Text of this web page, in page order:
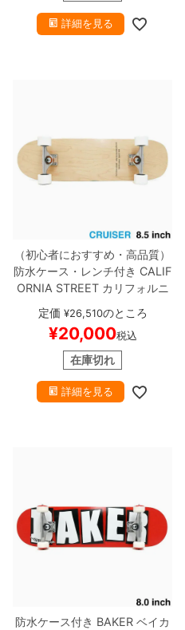
詳細を見る
（初心者におすすめ・高品質）
防水ケース・レンチ付き CALIF
ORNIA STREETカリフォルニ
アストリート
スケートボード完成品 SIMP
LE CLEAR 8.5 T-SHAPE（ク
ルーザー）スケートボード ス
ケボー
定価 ¥26,510のところ
¥20,000税込
在庫切れ
詳細を見る
防水ケース付き BAKER ベイカ